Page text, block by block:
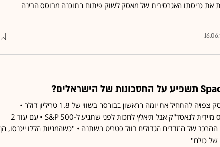
את כניסתו האגרסיבית של מאסק לשוק פיתוח התוכנה מבוסס הבינה
SpaceX של אילון מאסק צפויה להתחיל את יומה הראשון בבורסה בשווי של 1.8 טריליון דולר •
בינתיים, החברה תיכנס מיידית לנאסד"ק אבל תיאלץ לחכות לפני שתגיע ל-S&P 500 • עם עוד 2
של המדדים הגדולים בוול סטריט משתנה • "כשהמניות הללו ייכנסו, הן
של כולם"